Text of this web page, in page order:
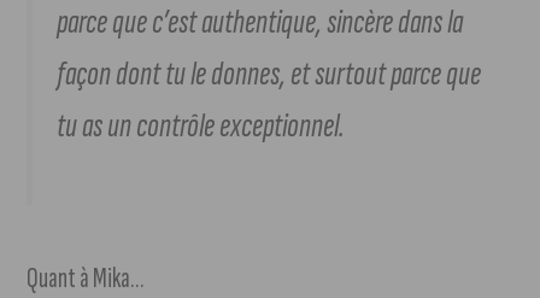
parce que c’est authentique, sincère dans la
façon dont tu le donnes, et surtout parce que
tu as un contrôle exceptionnel.
Quant à Mika…